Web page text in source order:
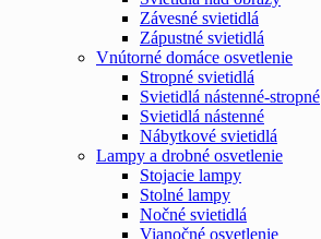
Závesné svietidlá
Zápustné svietidlá
Vnútorné domáce osvetlenie
Stropné svietidlá
Svietidlá nástenné-stropné
Svietidlá nástenné
Nábytkové svietidlá
Lampy a drobné osvetlenie
Stojacie lampy
Stolné lampy
Nočné svietidlá
Vianočné osvetlenie